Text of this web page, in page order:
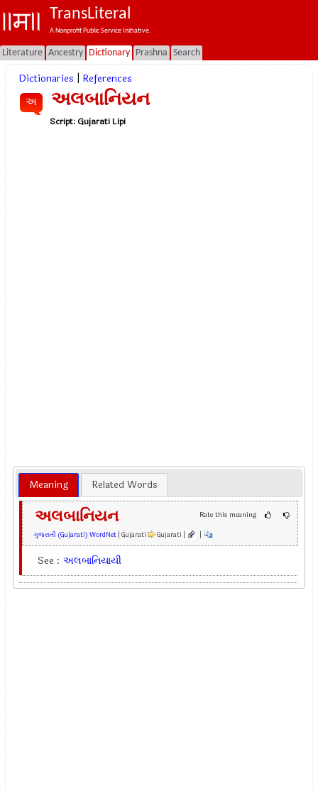
TransLiteral
A Nonprofit Public Service Initiative.
Literature Ancestry Dictionary Prashna Search
Dictionaries References
અ અલબાનિયન
Script: Gujarati Lipi
Meaning Related Words
Rate this meaning
અલબાનિયન
ગુજરાતી (Gujarati) WordNet | Gujarati Gujarati | |
See : અલબાનિયાયી